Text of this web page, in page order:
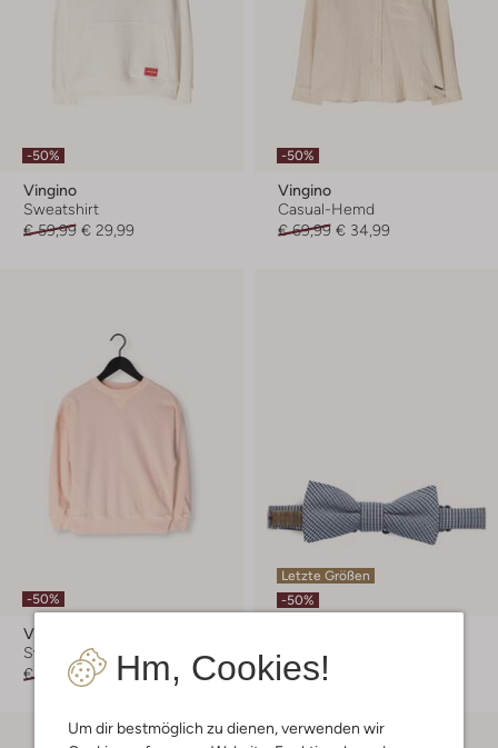
Hm, Cookies!
Um dir bestmöglich zu dienen, verwenden wir
-50%
Vingino
Sweatshirt
€ 59,99 € 29,99
-50%
Vingino
Casual-Hemd
€ 69,99 € 34,99
-50%
Vingino
Sweatshirt
€ 54,99 € 26,99
Letzte Größen
-50%
Fliegen
€ 19,99